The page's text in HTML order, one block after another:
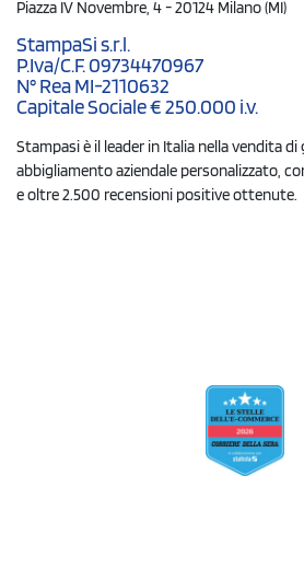
Piazza IV Novembre, 4 - 20124 Milano (MI)
StampaSi s.r.l.
P.Iva/C.F. 09734470967
N° Rea MI-2110632
Capitale Sociale € 250.000 i.v.
Stampasi è il leader in Italia nella vendita di
abbigliamento aziendale personalizzato,
e oltre 2.500 recensioni positive ottenute.